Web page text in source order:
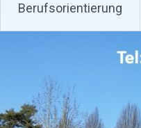
Berufsorientierung